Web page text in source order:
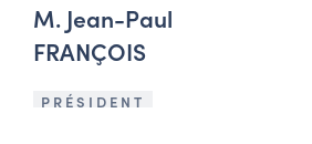
M. Jean-Paul
FRANÇOIS
PRÉSIDENT